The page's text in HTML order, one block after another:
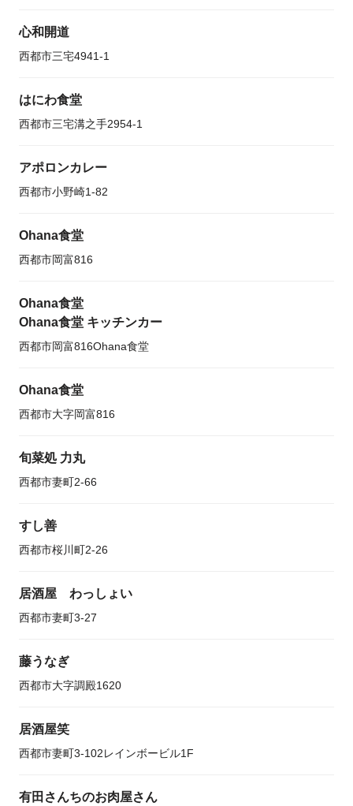
心和開道
西都市三宅4941-1
はにわ食堂
西都市三宅溝之手2954-1
アポロンカレー
西都市小野崎1-82
Ohana食堂
西都市岡富816
Ohana食堂
Ohana食堂 キッチンカー
西都市岡富816Ohana食堂
Ohana食堂
西都市大字岡富816
旬菜処 力丸
西都市妻町2-66
すし善
西都市桜川町2-26
居酒屋 わっしょい
西都市妻町3-27
藤うなぎ
西都市大字調殿1620
居酒屋笑
西都市妻町3-102レインボービル1F
有田さんちのお肉屋さん